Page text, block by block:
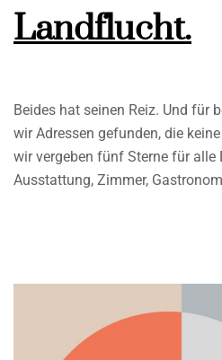
Landflucht.
Beides hat seinen Reiz. Und für
wir Adressen gefunden, die
wir vergeben fünf Sterne für alle
Ausstattung, Zimmer,